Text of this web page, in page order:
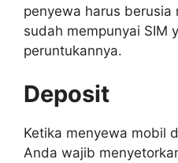
penyewa harus berusia
sudah mempunyai SIM
peruntukannya.
Deposit
Ketika menyewa mobil
Anda wajib